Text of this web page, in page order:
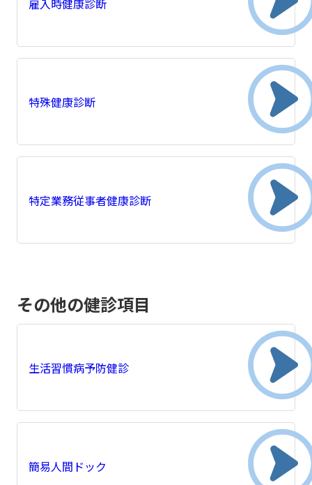
雇入時健康診断
特殊健康診断
特定業務従事者健康診断
その他の健診項目
生活習慣病予防健診
簡易人間ドック